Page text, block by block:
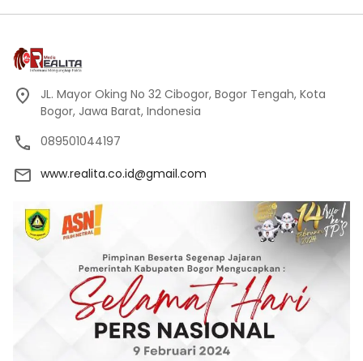
JL. Mayor Oking No 32 Cibogor, Bogor Tengah, Kota
Bogor, Jawa Barat, Indonesia
089501044197
www.realita.co.id@gmail.com